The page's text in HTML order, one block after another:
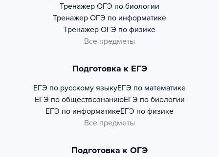
Тренажер ОГЭ по биологии
Тренажер ОГЭ по информатике
Тренажер ОГЭ по физике
Все предметы
Подготовка к ЕГЭ
ЕГЭ по русскому языкуЕГЭ по математике
ЕГЭ по обществознаниюЕГЭ по биологии
ЕГЭ по информатикеЕГЭ по физике
Все предметы
Подготовка к ОГЭ